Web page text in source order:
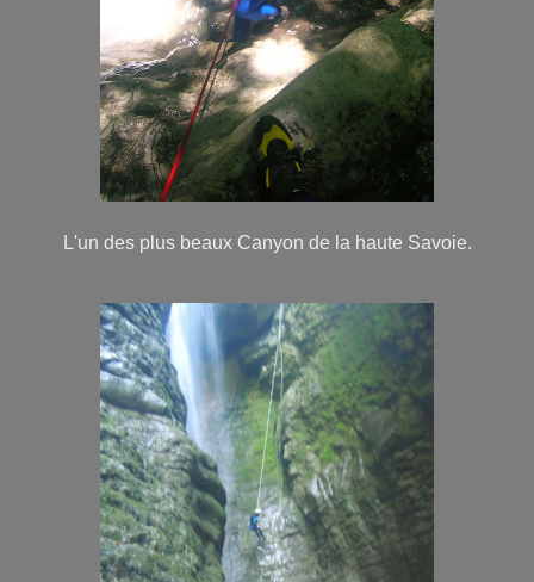
L'un des plus beaux Canyon de la haute Savoie.